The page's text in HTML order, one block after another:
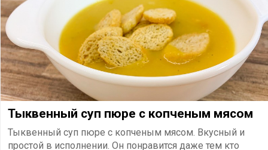
Тыквенный суп пюре с копченым мясом
Тыквенный суп пюре с копченым мясом. Вкусный и
простой в исполнении. Он понравится даже тем кто